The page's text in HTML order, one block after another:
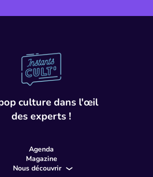
culture dans l'œil
des experts !
Agenda
Magazine
Nous découvrir